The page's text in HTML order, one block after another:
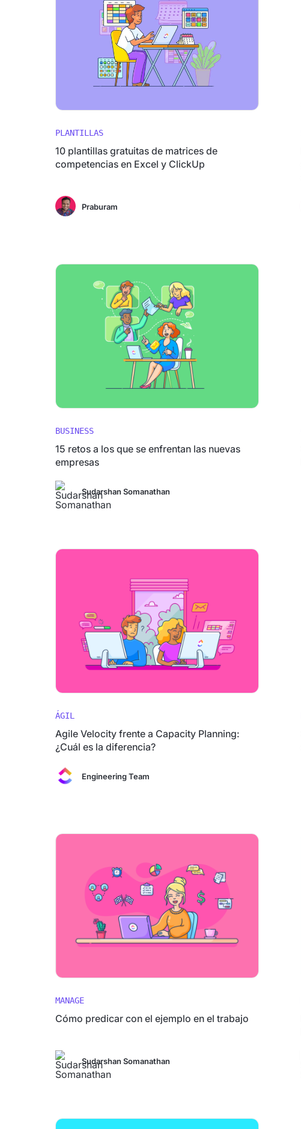
PLANTILLAS
10 plantillas gratuitas de matrices de
competencias en Excel y ClickUp
Praburam
BUSINESS
15 retos a los que se enfrentan las nuevas
empresas
Sudarshan Somanathan
ÁGIL
Agile Velocity frente a Capacity Planning:
¿Cuál es la diferencia?
Engineering Team
MANAGE
Cómo predicar con el ejemplo en el trabajo
Sudarshan Somanathan